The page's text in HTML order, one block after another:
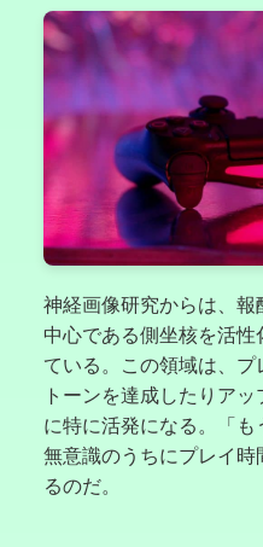
神経画像研究からは、
中心である側坐核を活
ている。この領域は、
トーンを達成したりア
に特に活発になる。「
無意識のうちにプレイ
るのだ。